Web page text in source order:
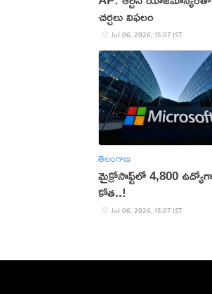
చర్చలు విఫలం
Jul 06, 2026, 15:07 IST
తెలంగాణ
మైక్రోసాఫ్ట్‌లో 4,800
కోత..!
Jul 06, 2026, 15:07 IST